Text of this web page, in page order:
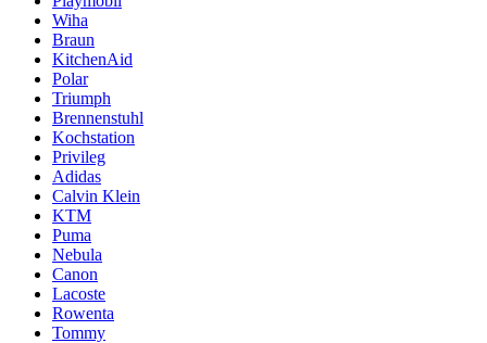
Wiha
Braun
KitchenAid
Polar
Triumph
Brennenstuhl
Kochstation
Privileg
Adidas
Calvin Klein
KTM
Puma
Nebula
Canon
Lacoste
Rowenta
Tommy